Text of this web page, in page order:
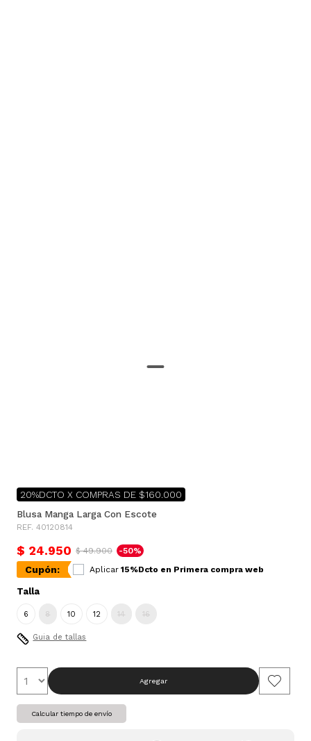
20%DCTO X COMPRAS DE $160.000
Blusa Manga Larga Con Escote
REF. 40120814
$ 24.950 $ 49.900 -50%
Cupón: Aplicar 15%Dcto en Primera compra web
Talla
6 8 10 12 14 16
Guia de tallas
Agregar
Calcular tiempo de envío